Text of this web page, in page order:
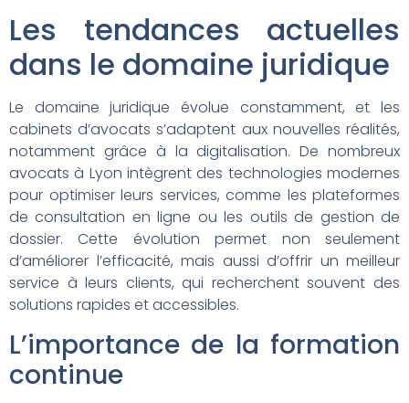
Les tendances actuelles
dans le domaine juridique
Le domaine juridique évolue constamment, et les
cabinets d’avocats s’adaptent aux nouvelles réalités,
notamment grâce à la digitalisation. De nombreux
avocats à Lyon intègrent des technologies modernes
pour optimiser leurs services, comme les plateformes
de consultation en ligne ou les outils de gestion de
dossier. Cette évolution permet non seulement
d’améliorer l’efficacité, mais aussi d’offrir un meilleur
service à leurs clients, qui recherchent souvent des
solutions rapides et accessibles.
L’importance de la formation
continue